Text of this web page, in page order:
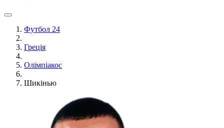
Футбол 24
Греція
Олімпіакос
Шикінью